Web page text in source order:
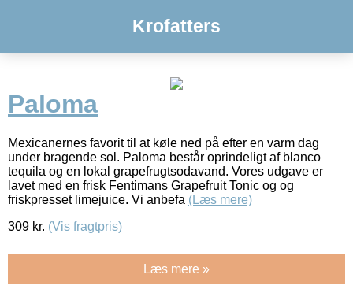
Krofatters
Paloma
Mexicanernes favorit til at køle ned på efter en varm dag
under bragende sol. Paloma består oprindeligt af blanco
tequila og en lokal grapefrugtsodavand. Vores udgave er
lavet med en frisk Fentimans Grapefruit Tonic og og
friskpresset limejuice. Vi anbefa (Læs mere)
309 kr. (Vis fragtpris)
Læs mere »